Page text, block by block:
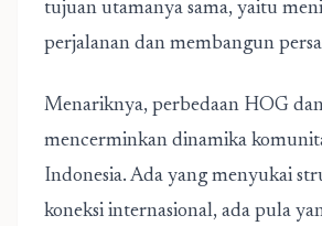
tujuan utamanya sama, yaitu
perjalanan dan membangun
Menariknya, perbedaan HOG
mencerminkan dinamika
Indonesia. Ada yang menyukai
koneksi internasional, ada pula